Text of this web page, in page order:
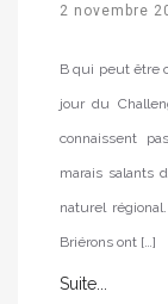
2 novembre
B qui peut être
jour du
connaissent
marais salants
naturel
Briérons ont […]
Suite...